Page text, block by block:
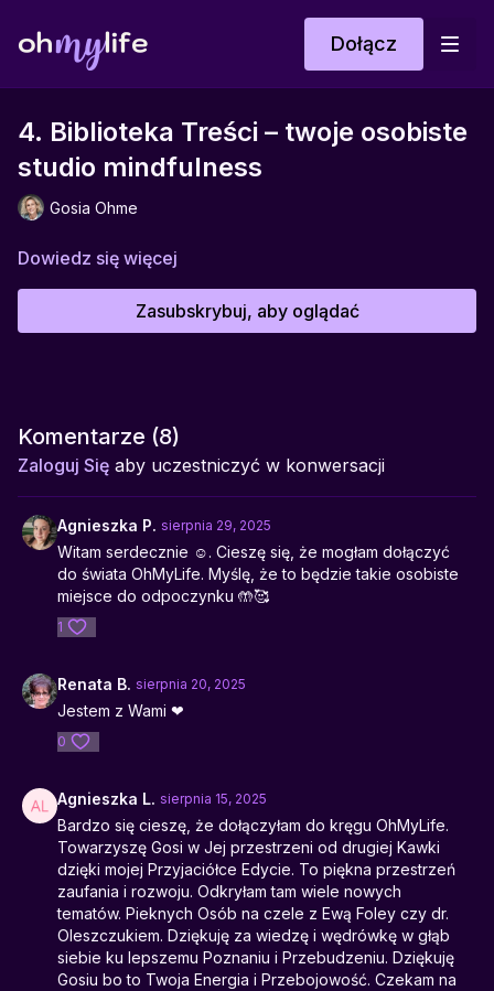
Dołącz
4. Biblioteka Treści – twoje osobiste
studio mindfulness
Gosia Ohme
Dowiedz się więcej
Zasubskrybuj, aby oglądać
Komentarze (8)
Zaloguj Się aby uczestniczyć w konwersacji
Agnieszka P. sierpnia 29, 2025
Witam serdecznie ☺️. Cieszę się, że mogłam dołączyć
do świata OhMyLife. Myślę, że to będzie takie osobiste
miejsce do odpoczynku 🤲🥰
1
Renata B. sierpnia 20, 2025
Jestem z Wami ❤
0
Agnieszka L. sierpnia 15, 2025
Bardzo się cieszę, że dołączyłam do kręgu OhMyLife.
Towarzyszę Gosi w Jej przestrzeni od drugiej Kawki
dzięki mojej Przyjaciółce Edycie. To piękna przestrzeń
zaufania i rozwoju. Odkryłam tam wiele nowych
tematów. Pieknych Osób na czele z Ewą Foley czy dr.
Oleszczukiem. Dziękuję za wiedzę i wędrówkę w głąb
siebie ku lepszemu Poznaniu i Przebudzeniu. Dziękuję
Gosiu bo to Twoja Energia i Przebojowość. Czekam na